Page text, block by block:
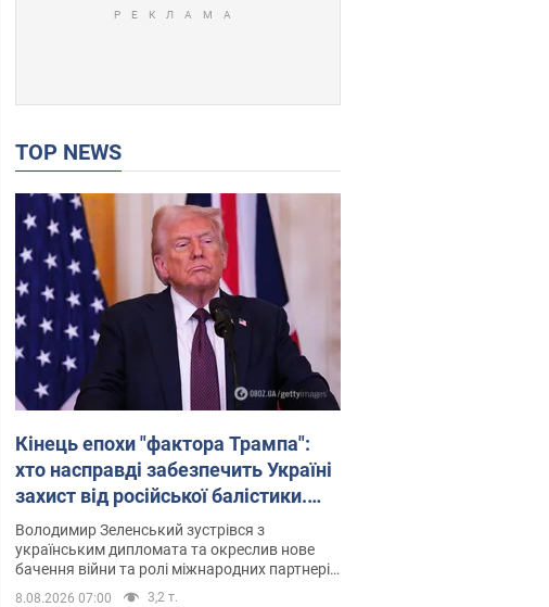
TOP NEWS
Кінець епохи "фактора Трампа":
хто насправді забезпечить Україні
захист від російської балістики.
Інтерв’ю з Безсмертним
Володимир Зеленський зустрівся з
українським дипломата та окреслив нове
бачення війни та ролі міжнародних партнерів
у боротьбі з Росією
8.08.2026 07:00 3,2 т.